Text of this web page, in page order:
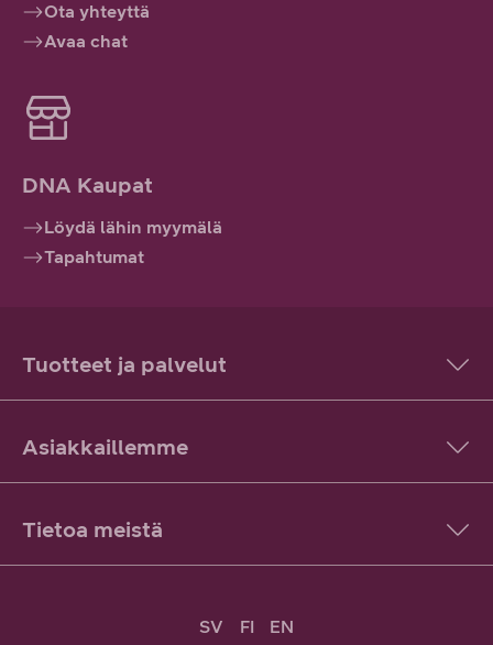
Ota yhteyttä
Avaa chat
DNA Kaupat
Löydä lähin myymälä
Tapahtumat
Tuotteet ja palvelut
Asiakkaillemme
Tietoa meistä
SV FI EN